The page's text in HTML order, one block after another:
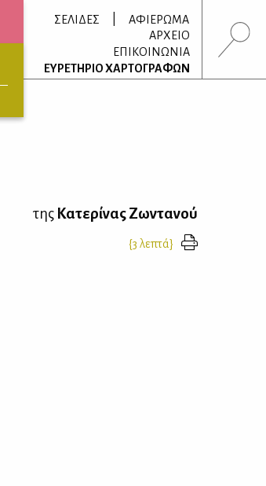
ΣΕΛΙΔΕΣ
ΑΦΙΕΡΩΜΑ
ΑΡΧΕΙΟ
ΕΠΙΚΟΙΝΩΝΙΑ
ΕΥΡΕΤΗΡΙΟ ΧΑΡΤΟΓΡΑΦΩΝ
της Κατερίνας Ζωντανού
{3 λεπτά}